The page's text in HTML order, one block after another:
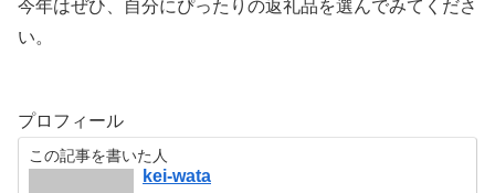
今年はぜひ、自分にぴったりの返礼品を選んでみてくださ
い。
プロフィール
この記事を書いた人
kei-wata